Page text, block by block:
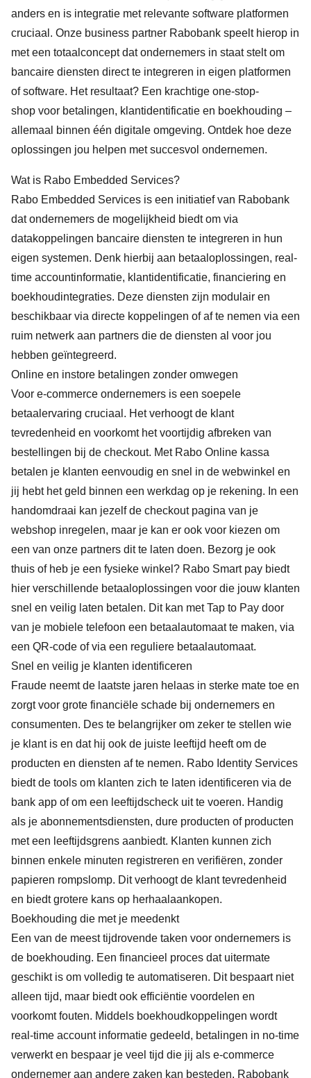
anders en is integratie met relevante software platformen
cruciaal. Onze business partner Rabobank speelt hierop in
met een totaalconcept dat ondernemers in staat stelt om
bancaire diensten direct te integreren in eigen platformen
of software. Het resultaat? Een krachtige one-stop-
shop voor betalingen, klantidentificatie en boekhouding –
allemaal binnen één digitale omgeving. Ontdek hoe deze
oplossingen jou helpen met succesvol ondernemen.
Wat is Rabo Embedded Services?
Rabo Embedded Services is een initiatief van Rabobank
dat ondernemers de mogelijkheid biedt om via
datakoppelingen bancaire diensten te integreren in hun
eigen systemen. Denk hierbij aan betaaloplossingen, real-
time accountinformatie, klantidentificatie, financiering en
boekhoudintegraties. Deze diensten zijn modulair en
beschikbaar via directe koppelingen of af te nemen via een
ruim netwerk aan partners die de diensten al voor jou
hebben geïntegreerd.
Online en instore betalingen zonder omwegen
Voor e-commerce ondernemers is een soepele
betaalervaring cruciaal. Het verhoogt de klant
tevredenheid en voorkomt het voortijdig afbreken van
bestellingen bij de checkout. Met Rabo Online kassa
betalen je klanten eenvoudig en snel in de webwinkel en
jij hebt het geld binnen een werkdag op je rekening. In een
handomdraai kan jezelf de checkout pagina van je
webshop inregelen, maar je kan er ook voor kiezen om
een van onze partners dit te laten doen. Bezorg je ook
thuis of heb je een fysieke winkel? Rabo Smart pay biedt
hier verschillende betaaloplossingen voor die jouw klanten
snel en veilig laten betalen. Dit kan met Tap to Pay door
van je mobiele telefoon een betaalautomaat te maken, via
een QR-code of via een reguliere betaalautomaat.
Snel en veilig je klanten identificeren
Fraude neemt de laatste jaren helaas in sterke mate toe en
zorgt voor grote financiële schade bij ondernemers en
consumenten. Des te belangrijker om zeker te stellen wie
je klant is en dat hij ook de juiste leeftijd heeft om de
producten en diensten af te nemen. Rabo Identity Services
biedt de tools om klanten zich te laten identificeren via de
bank app of om een leeftijdscheck uit te voeren. Handig
als je abonnementsdiensten, dure producten of producten
met een leeftijdsgrens aanbiedt. Klanten kunnen zich
binnen enkele minuten registreren en verifiëren, zonder
papieren rompslomp. Dit verhoogt de klant tevredenheid
en biedt grotere kans op herhaalaankopen.
Boekhouding die met je meedenkt
Een van de meest tijdrovende taken voor ondernemers is
de boekhouding. Een financieel proces dat uitermate
geschikt is om volledig te automatiseren. Dit bespaart niet
alleen tijd, maar biedt ook efficiëntie voordelen en
voorkomt fouten. Middels boekhoudkoppelingen wordt
real-time account informatie gedeeld, betalingen in no-time
verwerkt en bespaar je veel tijd die jij als e-commerce
ondernemer aan andere zaken kan besteden. Rabobank